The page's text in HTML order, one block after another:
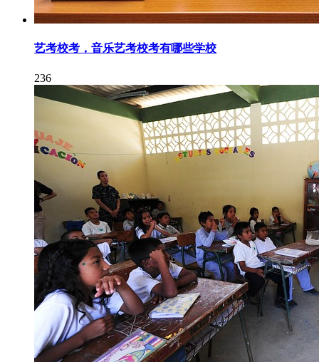
艺考校考，音乐艺考校考有哪些学校
236